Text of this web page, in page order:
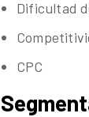
Dificultad
CPC